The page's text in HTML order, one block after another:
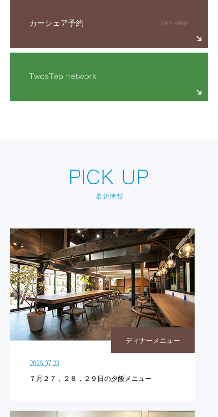
カーシェア予約
ディナーメニュー
2026.07.23
７月２７，２８，２９日の夕飯メニュー